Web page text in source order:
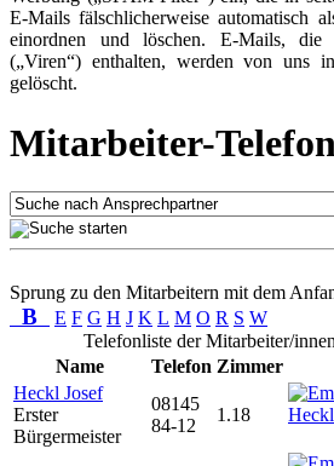
E-Mails fälschlicherweise automatisch
einordnen und löschen. E-Mails, die
(„Viren“) enthalten, werden von uns
gelöscht.
Mitarbeiter-
Sprung zu den Mitarbeitern mit dem
B E F G H J K L M O R S W
Telefonliste der Mitarbeiter/
Name
Telefon Zimmer
Heckl Josef
Erster
Bürgermeister
08145
84-12
1.18